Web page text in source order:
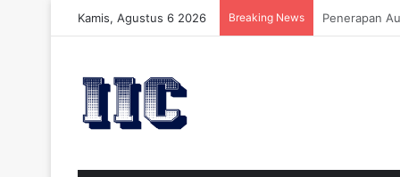
Kamis, Agustus 6 2026 Breaking News Strategi